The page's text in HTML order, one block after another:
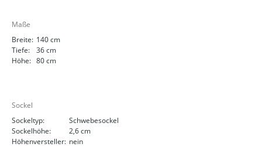
Maße
Breite: 140 cm
Tiefe:
36 cm
Höhe: 80 cm
Sockel
Sockeltyp:
Schwebesockel
Sockelhöhe:
2,6 cm
Höhenversteller: nein